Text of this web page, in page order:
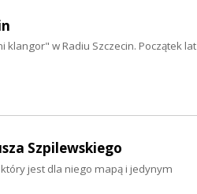
klangor" w Radiu Szczecin. Początek lat
Szpilewskiego
jest dla niego mapą i jedynym